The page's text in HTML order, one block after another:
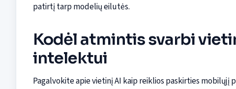
patirtį tarp modelių eilutės.
Kodėl atmintis svarbi
intelektui
Pagalvokite apie vietinį AI kaip reiklios paskirties mobilųjį